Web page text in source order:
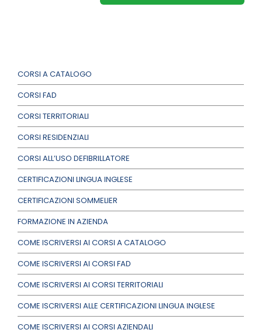
CORSI A CATALOGO
CORSI FAD
CORSI TERRITORIALI
CORSI RESIDENZIALI
CORSI ALL’USO DEFIBRILLATORE
CERTIFICAZIONI LINGUA INGLESE
CERTIFICAZIONI SOMMELIER
FORMAZIONE IN AZIENDA
COME ISCRIVERSI AI CORSI A CATALOGO
COME ISCRIVERSI AI CORSI FAD
COME ISCRIVERSI AI CORSI TERRITORIALI
COME ISCRIVERSI ALLE CERTIFICAZIONI LINGUA INGLESE
COME ISCRIVERSI AI CORSI AZIENDALI